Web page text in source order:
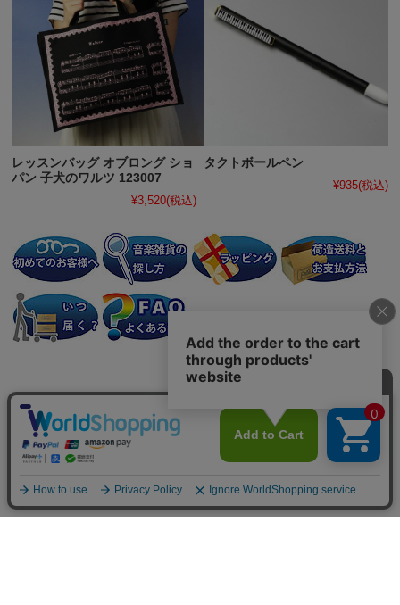
レッスンバッグ オブロング ショ
パン 子犬のワルツ 123007
¥3,520(税込)
タクトボールペン
¥935(税込)